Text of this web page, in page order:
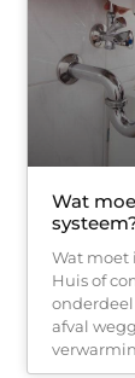
Wat
Wat moet
Huis of
onderdeel
afval